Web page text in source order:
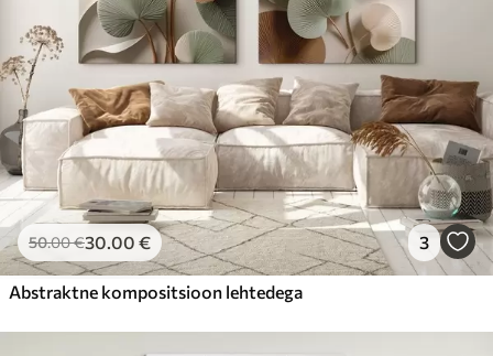
50.00€30.00 € 3
Abstraktne kompositsioon lehtedega